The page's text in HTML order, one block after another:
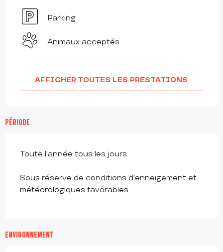
Parking
Animaux acceptés
AFFICHER TOUTES LES PRESTATIONS
PÉRIODE
Toute l'année tous les jours.
Sous réserve de conditions d'enneigement et
météorologiques favorables.
ENVIRONNEMENT